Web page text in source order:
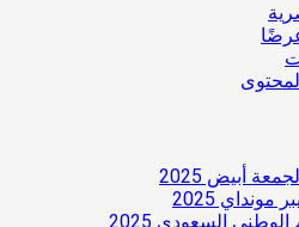
أبيض 2025
2025
السعودي 2025